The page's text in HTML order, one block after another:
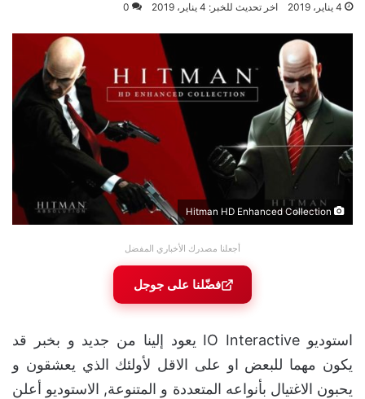
4 يناير، 2019 اخر تحديث للخبر: 4 يناير، 2019 0
أجعلنا مصدرك الأخباري المفضل
فضّلنا على جوجل
استوديو IO Interactive يعود إلينا من جديد و بخبر قد
يكون مهما للبعض او على الاقل لأولئك الذي يعشقون و
يحبون الاغتيال بأنواعه المتعددة و المتنوعة, الاستوديو أعلن